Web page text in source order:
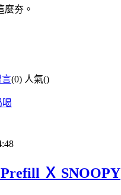
麼夯。
言(0) 人氣()
喝
Ｘ SNOOPY